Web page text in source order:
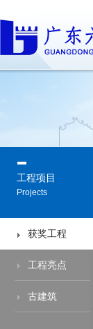
工程项目
Projects
获奖工程
工程亮点
古建筑